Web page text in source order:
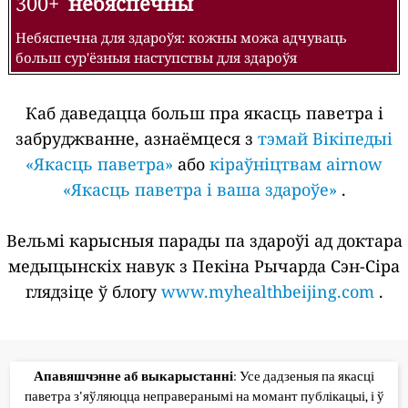
Небяспечна для здароўя: кожны можа адчуваць
больш сур'ёзныя наступствы для здароўя
Каб даведацца больш пра якасць паветра і
забруджванне, азнаёмцеся з тэмай Вікіпедыі
«Якасць паветра» або кіраўніцтвам airnow
«Якасць паветра і ваша здароўе» .
Вельмі карысныя парады па здароўі ад доктара
медыцынскіх навук з Пекіна Рычарда Сэн-Сіра
глядзіце ў блогуwww.myhealthbeijing.com.
Апавяшчэнне аб выкарыстанні: Усе дадзеныя па якасці
паветра з'яўляюцца неправеранымі на момант публікацыі, і ў